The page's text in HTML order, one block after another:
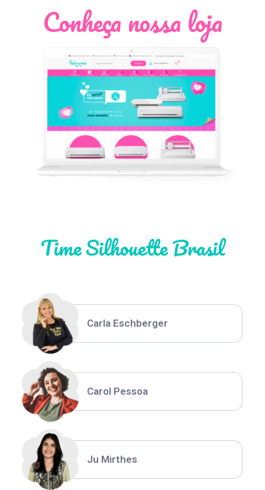
Conheça nossa loja
Time Silhouette Brasil
Léia Pastori
Thiara Ney
Carla Eschberger
Carol Pessoa
Ju Mirthes